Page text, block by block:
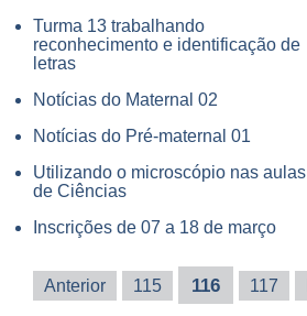
Turma 13 trabalhando
reconhecimento e identificação de
letras
Notícias do Maternal 02
Notícias do Pré-maternal 01
Utilizando o microscópio nas aulas
de Ciências
Inscrições de 07 a 18 de março
Anterior 115 116 117